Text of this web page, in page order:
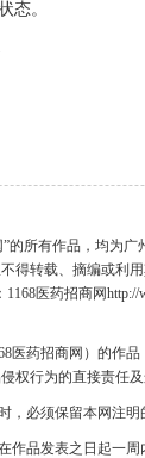
态。
的所有作品，均为
得转载、摘编或利
医药招商网
医药招商网）的作
权行为的直接责任及
，必须保留本网注明
作品发表之日起一